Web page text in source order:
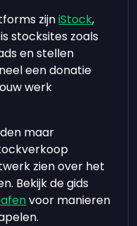
zijniStock,
stocksites zoals
en stellen
een donatie
werk
maar
zien over het
Bekijk de gids
voor manieren